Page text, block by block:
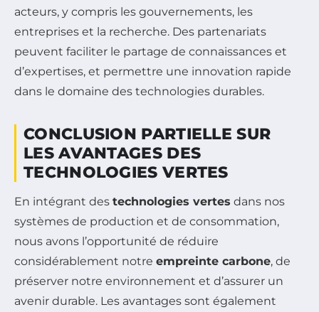
acteurs, y compris les gouvernements, les
entreprises et la recherche. Des partenariats
peuvent faciliter le partage de connaissances et
d’expertises, et permettre une innovation rapide
dans le domaine des technologies durables.
CONCLUSION PARTIELLE SUR
LES AVANTAGES DES
TECHNOLOGIES VERTES
En intégrant des technologies vertes dans nos
systèmes de production et de consommation,
nous avons l’opportunité de réduire
considérablement notre empreinte carbone, de
préserver notre environnement et d’assurer un
avenir durable. Les avantages sont également